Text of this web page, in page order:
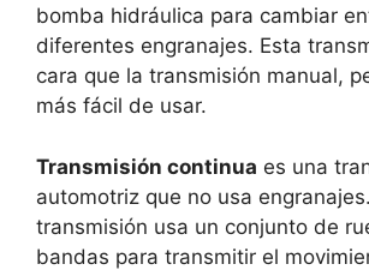
bomba hidráulica para cambiar
diferentes engranajes. Esta
cara que la transmisión manual,
más fácil de usar.
Transmisión continua es una
automotriz que no usa
transmisión usa un conjunto de
bandas para transmitir el